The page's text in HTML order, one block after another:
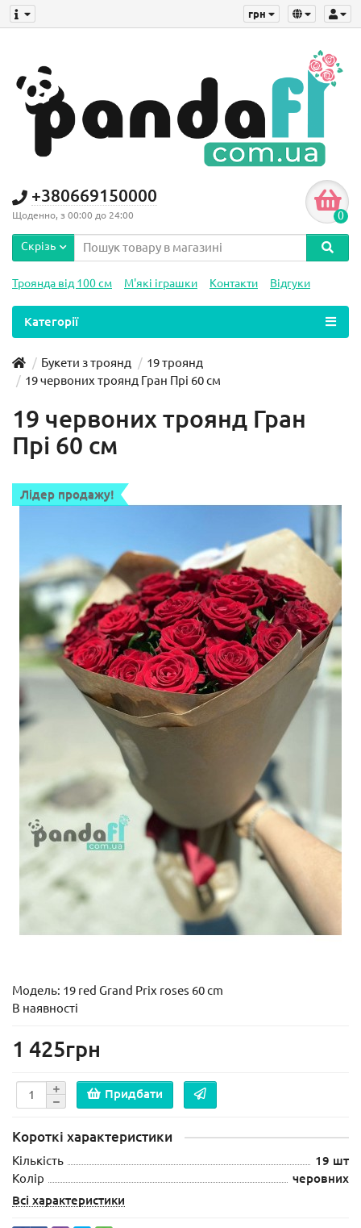
грн
+380669150000
Щоденно, з 00:00 до 24:00 0
Скрізь
Троянда від 100 см М'які іграшки Контакти Відгуки
Категорії
Букети з троянд
19 троянд
19 червоних троянд Гран Прі 60 см
19 червоних троянд Гран
Прі 60 см
Лідер продажу!
Модель: 19 red Grand Prix roses 60 cm
В наявності
1 425грн
Придбати
Короткі характеристики
Кількість
19 шт
Колір
черовних
Всі характеристики